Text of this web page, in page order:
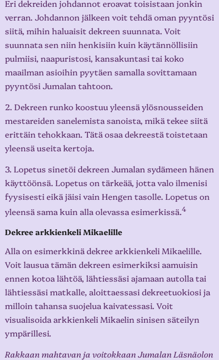
Eri dekreiden johdannot eroavat toisistaan jonkin
verran. Johdannon jälkeen voit tehdä oman pyyntösi
siitä, mihin haluaisit dekreen suunnata. Voit
suunnata sen niin henkisiin kuin käytännöllisiin
pulmiisi, naapuristosi, kansakuntasi tai koko
maailman asioihin pyytäen samalla sovittamaan
pyyntösi Jumalan tahtoon.
2. Dekreen runko koostuu yleensä ylösnousseiden
mestareiden sanelemista sanoista, mikä tekee siitä
erittäin tehokkaan. Tätä osaa dekreestä toistetaan
yleensä useita kertoja.
3. Lopetus sinetöi dekreen Jumalan sydämeen hänen
käyttöönsä. Lopetus on tärkeää, jotta valo ilmenisi
fyysisesti eikä jäisi vain Hengen tasolle. Lopetus on
yleensä sama kuin alla olevassa esimerkissä.4
Dekree arkkienkeli Mikaelille
Alla on esimerkkinä dekree arkkienkeli Mikaelille.
Voit lausua tämän dekreen esimerkiksi aamuisin
ennen kotoa lähtöä, lähtiessäsi ajamaan autolla tai
lähtiessäsi matkalle, aloittaessasi dekreetuokiosi ja
milloin tahansa suojelua kaivatessasi. Voit
visualisoida arkkienkeli Mikaelin sinisen säteilyn
ympärillesi.
Rakkaan mahtavan ja voitokkaan Jumalan Läsnäolon